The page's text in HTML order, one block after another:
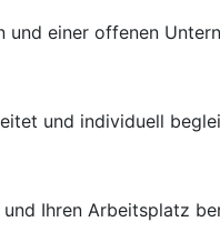
einer offenen
und individuell
Ihren Arbeitsplatz